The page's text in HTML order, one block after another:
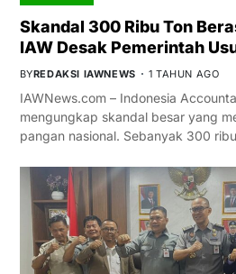
Skandal 300 Ribu Ton
IAW Desak Pemerintah
BYREDAKSI IAWNEWS 1 TAHUN AGO
IAWNews.com – Indonesia
mengungkap skandal besar yang
pangan nasional. Sebanyak 300